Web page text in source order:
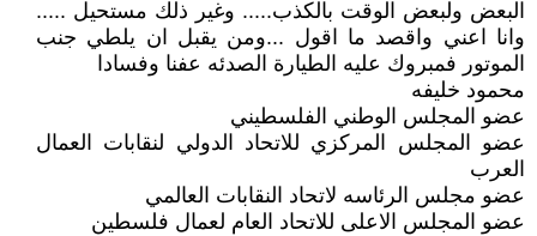
البعض ولبعض الوقت بالكذب..... وغير ذلك مستحيل .....
وانا اعني واقصد ما اقول ...ومن يقبل ان يلطي جنب
الموتور فمبروك عليه الطيارة الصدئه عفنا وفسادا
محمود خليفه
عضو المجلس الوطني الفلسطيني
عضو المجلس المركزي للاتحاد الدولي لنقابات العمال
العرب
عضو مجلس الرئاسه لاتحاد النقابات العالمي
عضو المجلس الاعلى للاتحاد العام لعمال فلسطين